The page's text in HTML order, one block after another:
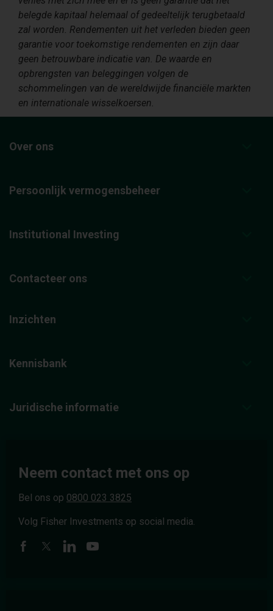
belegde kapitaal helemaal of gedeeltelijk terugbetaald
zal worden. Rendementen uit het verleden bieden geen
garantie voor toekomstige rendementen en zijn daar
geen betrouwbare indicatie van. De waarde en
opbrengsten van beleggingen volgen de
schommelingen van de wereldwijde financiële markten
en internationale wisselkoersen.
Over ons
Persoonlijk vermogensbeheer
Institutional Investing
Contacteer ons
Inzichten
Kennisbank
Juridische informatie
Neem contact met ons op
Bel ons op 0800 023 3825
Volg Fisher Investments op social media.